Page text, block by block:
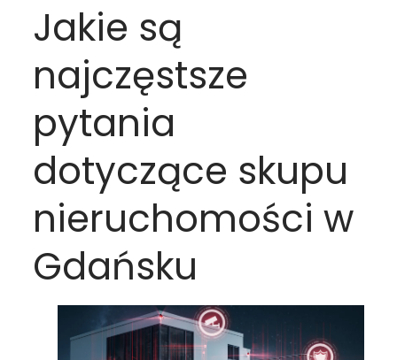
Jakie są
najczęstsze
pytania
dotyczące skupu
nieruchomości w
Gdańsku